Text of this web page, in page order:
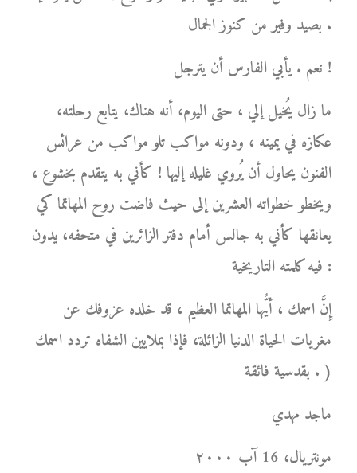
بصيد وفير من كنوز الجمال .
نعم . يأبي الفارس أن يترجل !
ما زال يُخيل إلي ، حتى اليوم، أنه هناك، يتابع رحلته،
عكازه في يمينه ، ودونه مواكب تلو مواكب من عرائس
الفنون يحاول أن يُروي غليله إليها ! كأني به يتقدم بخشوع ،
ويخطو خطواته العشرين إلى حيث فاضت روح المهاتما كي
يعانقها كأني به جالس أمام دفتر الزائرين في متحفه، يدون
فيه كلمته التاريخية :
إِنَّ اسمك ، أيُّها المهاتما العظيم ، قد خلده عزوفك عن
مغريات الحياة الدنيا الزائلة، فإذا بملايين الشفاه تردد اسمك
بقدسية فائقة . )
ماجد مهدي
مونتریال، 16 آب ۲۰۰۰